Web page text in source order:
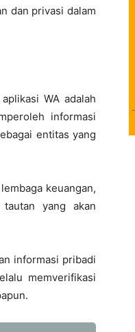
dan privasi dalam
WA adalah
informasi
entitas yang
keuangan,
yang akan
informasi pribadi
memverifikasi